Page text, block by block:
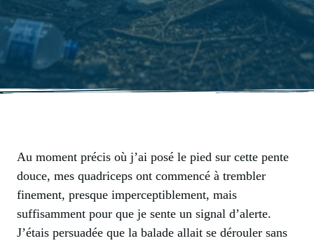
Au moment précis où j’ai posé le pied sur cette pente
douce, mes quadriceps ont commencé à trembler
finement, presque imperceptiblement, mais
suffisamment pour que je sente un signal d’alerte.
J’étais persuadée que la balade allait se dérouler sans